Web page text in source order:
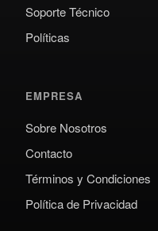
Soporte Técnico
Políticas
EMPRESA
Sobre Nosotros
Contacto
Términos y Condiciones
Política de Privacidad